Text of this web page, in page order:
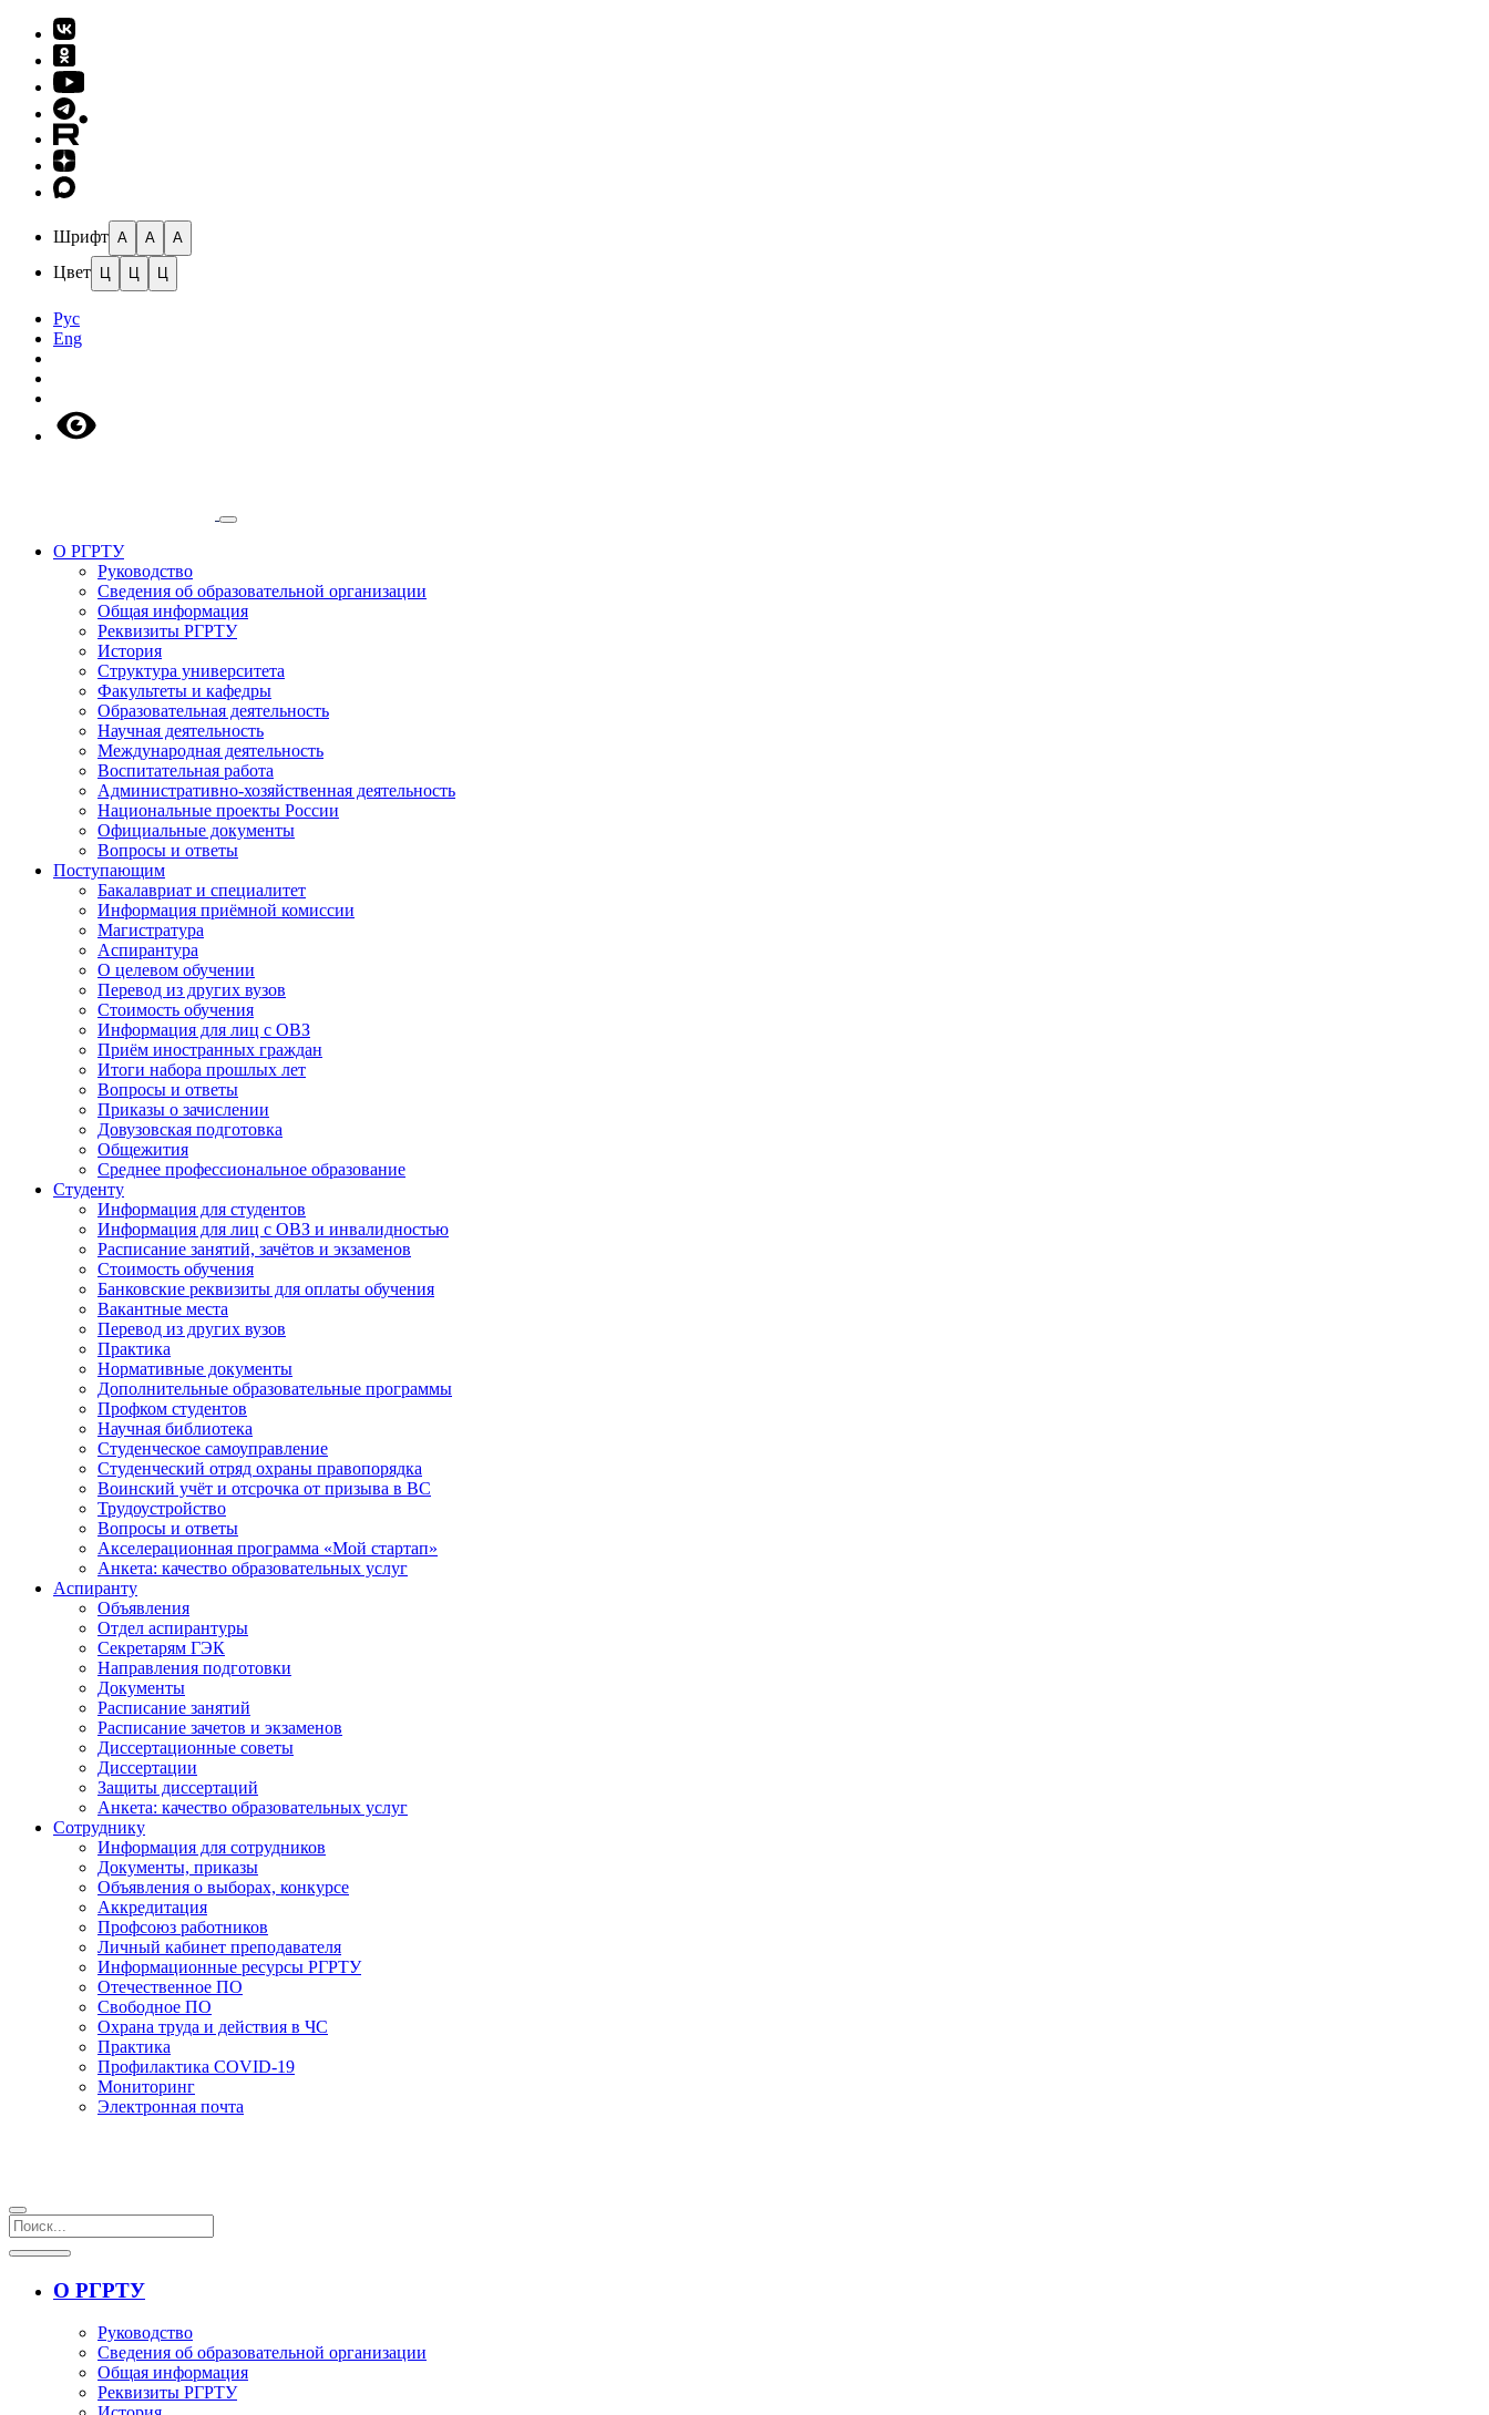
Шрифт A A A
Цвет Ц Ц Ц
Рус
Eng
О РГРТУ
Руководство
Сведения об образовательной организации
Общая информация
Реквизиты РГРТУ
История
Структура университета
Факультеты и кафедры
Образовательная деятельность
Научная деятельность
Международная деятельность
Воспитательная работа
Административно-хозяйственная деятельность
Национальные проекты России
Официальные документы
Вопросы и ответы
Поступающим
Бакалавриат и специалитет
Информация приёмной комиссии
Магистратура
Аспирантура
О целевом обучении
Перевод из других вузов
Стоимость обучения
Информация для лиц с ОВЗ
Приём иностранных граждан
Итоги набора прошлых лет
Вопросы и ответы
Приказы о зачислении
Довузовская подготовка
Общежития
Среднее профессиональное образование
Студенту
Информация для студентов
Информация для лиц с ОВЗ и инвалидностью
Расписание занятий, зачётов и экзаменов
Стоимость обучения
Банковские реквизиты для оплаты обучения
Вакантные места
Перевод из других вузов
Практика
Нормативные документы
Дополнительные образовательные программы
Профком студентов
Научная библиотека
Студенческое самоуправление
Студенческий отряд охраны правопорядка
Воинский учёт и отсрочка от призыва в ВС
Трудоустройство
Вопросы и ответы
Акселерационная программа «Мой стартап»
Анкета: качество образовательных услуг
Аспиранту
Объявления
Отдел аспирантуры
Секретарям ГЭК
Направления подготовки
Документы
Расписание занятий
Расписание зачетов и экзаменов
Диссертационные советы
Диссертации
Защиты диссертаций
Анкета: качество образовательных услуг
Сотруднику
Информация для сотрудников
Документы, приказы
Объявления о выборах, конкурсе
Аккредитация
Профсоюз работников
Личный кабинет преподавателя
Информационные ресурсы РГРТУ
Отечественное ПО
Свободное ПО
Охрана труда и действия в ЧС
Практика
Профилактика COVID-19
Мониторинг
Электронная почта
О РГРТУ
Руководство
Сведения об образовательной организации
Общая информация
Реквизиты РГРТУ